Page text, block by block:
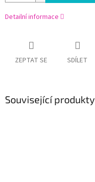
Detailní informace
ZEPTAT SE SDÍLET
Související produkty